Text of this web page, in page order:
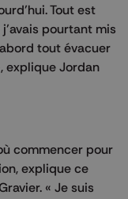
Tout est
pourtant mis
tout évacuer
explique Jordan
commencer pour
explique ce
« Je suis